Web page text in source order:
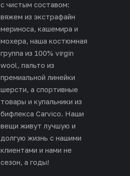
с чистым составом:
вяжем из экстрафайн
мериноса, кашемира и
мохера, наша костюмная
группа из 100% virgin
wool, пальто из
премиальной линейки
шерсти, а спортивные
товары и купальники из
бифлекса Carvico. Наши
вещи живут лучшую и
долгую жизнь с нашими
клиентами и нами не
сезон, а годы!